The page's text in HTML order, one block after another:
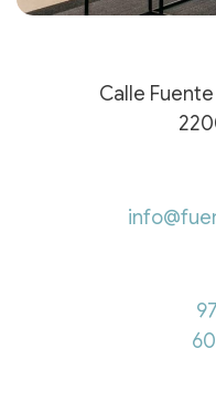
Calle